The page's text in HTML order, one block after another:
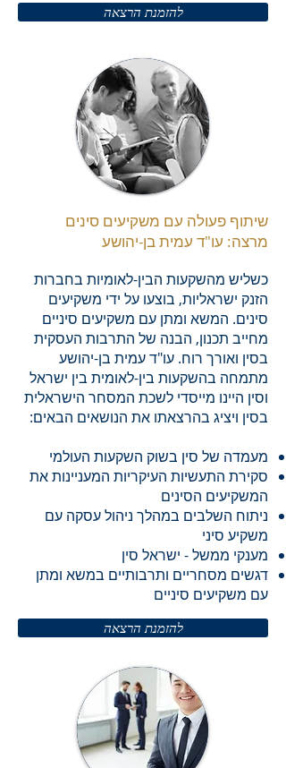
להזמנת הרצאה
שיתוף פעולה עם משקיעים סינים
מרצה: עו"ד עמית בן-יהושע
כשליש מהשקעות הבין-לאומיות בחברות
הזנק ישראליות, בוצעו על ידי משקיעים
סינים. המשא ומתן עם משקיעים סיניים
מחייב תכנון, הבנה של התרבות העסקית
בסין ואורך רוח. עו"ד עמית בן-יהושע
מתמחה בהשקעות בין-לאומית בין ישראל
וסין היינו מייסדי לשכת המסחר הישראלית
בסין ויציג בהרצאתו את הנושאים הבאים:
מעמדה של סין בשוק השקעות העולמי
סקירת התעשיות העיקריות המעניינות את
המשקיעים הסינים
ניתוח השלבים במהלך ניהול עסקה עם
משקיע סיני
מענקי ממשל - ישראל סין
דגשים מסחריים ותרבותיים במשא ומתן
עם משקיעים סיניים
להזמנת הרצאה